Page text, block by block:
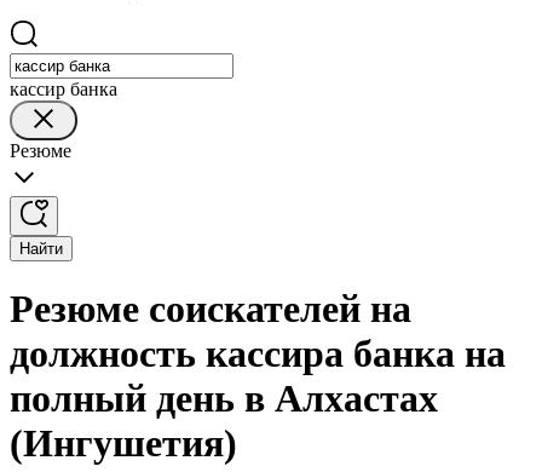
кассир банка
Резюме
Найти
Резюме соискателей на
должность кассира банка на
полный день в Алхастах
(Ингушетия)